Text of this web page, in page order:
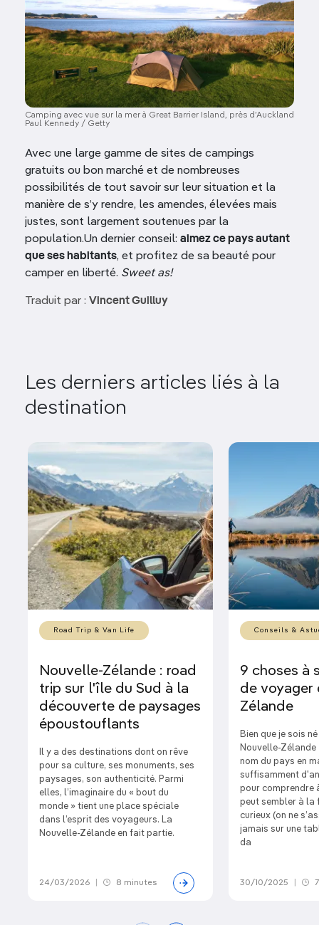
Camping avec vue sur la mer à Great Barrier Island, près d’Auckland
Paul Kennedy / Getty
Avec une large gamme de sites de campings
gratuits ou bon marché et de nombreuses
possibilités de tout savoir sur leur situation et la
manière de s’y rendre, les amendes, élevées mais
justes, sont largement soutenues par la
population.Un dernier conseil: aimez ce pays autant
que ses habitants, et profitez de sa beauté pour
camper en liberté. Sweet as!
Traduit par : Vincent Guilluy
Les derniers articles liés à la
destination
Road Trip & Van Life
Nouvelle-Zélande : road
trip sur l'île du Sud à la
découverte de paysages
époustouflants
Il y a des destinations dont on rêve
pour sa culture, ses monuments, ses
paysages, son authenticité. Parmi
elles, l’imaginaire du « bout du
monde » tient une place spéciale
dans l’esprit des voyageurs. La
Nouvelle-Zélande en fait partie.
24/03/2026 8 minutes
Conseils &
9 choses à
de voyager
Zélande
Bien que je sois
Nouvelle-
nom du pays en
suffisamment
pour comprendre
peut sembler à la
curieux (on ne
jamais sur une
da
30/10/2025